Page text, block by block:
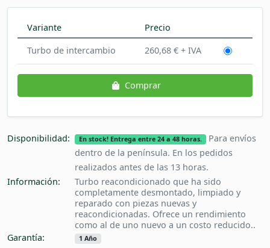
Variante
Precio
Turbo de intercambio
260,68 € + IVA
Comprar
Disponibilidad: En stock! Entrega entre 24 a 48 horas.
Para envíos
dentro de la península. En los pedidos
realizados antes de las 13 horas.
Información:
Turbo reacondicionado que ha sido
completamente desmontado, limpiado y
reparado con piezas nuevas y
reacondicionadas. Ofrece un rendimiento
como al de uno nuevo a un costo reducido..
Garantía:
1 Año